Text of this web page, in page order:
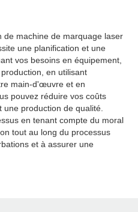
de machine de marquage laser
une planification et une
vos besoins en équipement,
en utilisant
main-d'œuvre et en
pouvez réduire vos coûts
production de qualité.
en tenant compte du moral
tout au long du processus
et à assurer une